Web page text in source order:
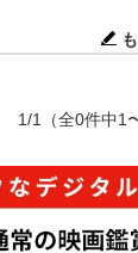
1/1 （全0件中1